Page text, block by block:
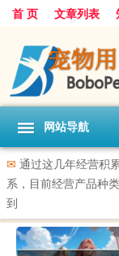
首 页 文章列表
网站导航
✉ 通过这几年经营积
系，目前经营产品种
到